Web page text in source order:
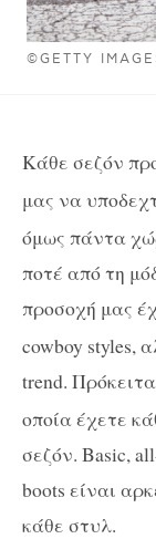
©GETTY
Κάθε σεζόν
μας να
όμως πάντα
ποτέ από τη
προσοχή μας
cowboy styles,
trend.
οποία έχετε
σεζόν. Basic,
boots είναι
κάθε στυλ.